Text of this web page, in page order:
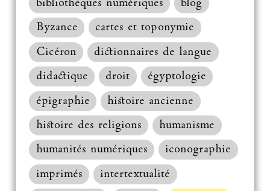
bibliothèques numériques
blog
Byzance
cartes et toponymie
Cicéron
dictionnaires de langue
didactique
droit
égyptologie
épigraphie
histoire ancienne
histoire des religions
humanisme
humanités numériques
iconographie
imprimés
intertextualité